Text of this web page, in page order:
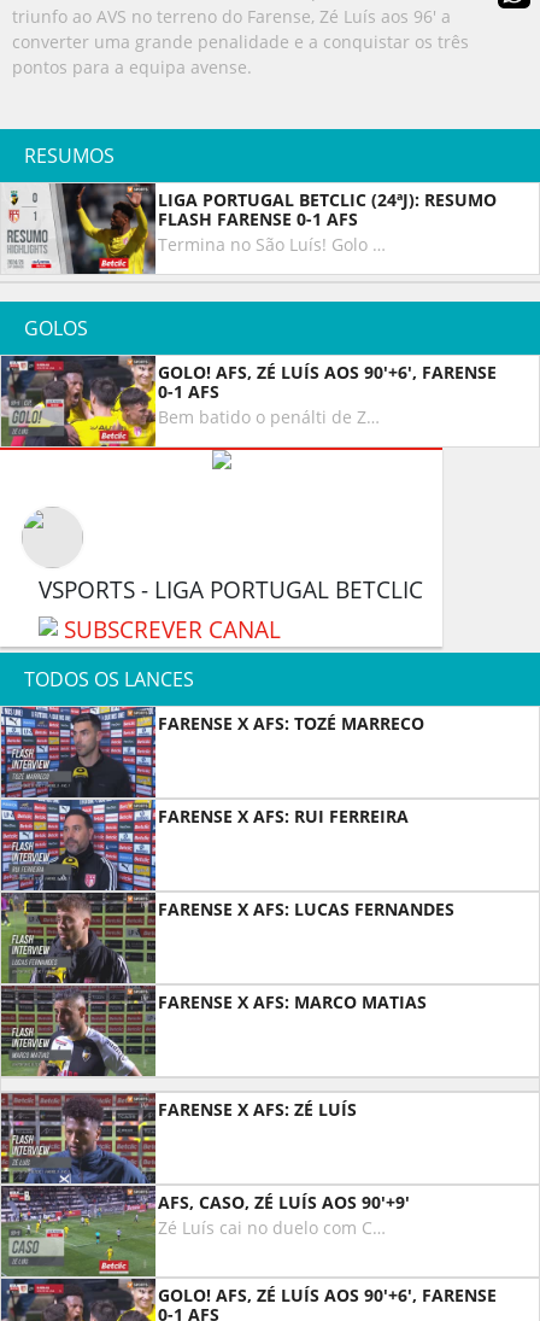
triunfo ao AVS no terreno do Farense, Zé Luís aos 96' a
converter uma grande penalidade e a conquistar os três
pontos para a equipa avense.
RESUMOS
LIGA PORTUGAL BETCLIC (24ªJ): RESUMO
FLASH FARENSE 0-1 AFS
Termina no São Luís! Golo ao cair do pano do AVS a dar o triunfo ao AVS no terreno do Farense, Zé Luís aos 96' a converter uma grande penalidade e a conquistar os três pontos para a equipa avense.
GOLOS
GOLO! AFS, ZÉ LUÍS AOS 90'+6', FARENSE
0-1 AFS
Bem batido o penálti de Zé Luís, bola à meia-altura, Ricardo Velho ainda adivinhou o lado mas não conseguiu defender!
VSPORTS - LIGA PORTUGAL BETCLIC
SUBSCREVER CANAL
TODOS OS LANCES
FARENSE X AFS: TOZÉ MARRECO
FARENSE X AFS: RUI FERREIRA
FARENSE X AFS: LUCAS FERNANDES
FARENSE X AFS: MARCO MATIAS
FARENSE X AFS: ZÉ LUÍS
AFS, CASO, ZÉ LUÍS AOS 90'+9'
Zé Luís cai no duelo com Cláudio Falcão, o árbitro deixa seguir.
GOLO! AFS, ZÉ LUÍS AOS 90'+6', FARENSE
0-1 AFS